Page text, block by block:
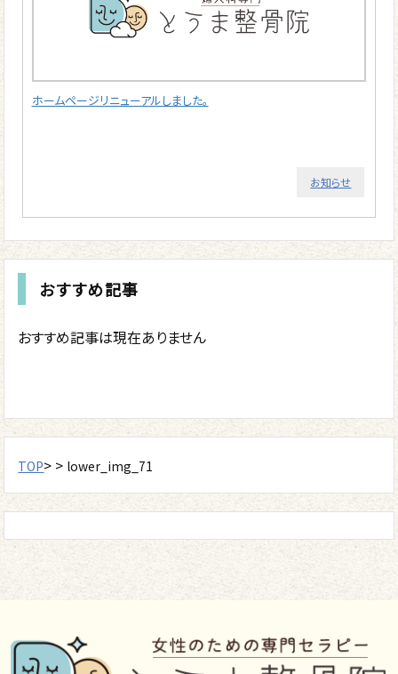
ホームページリニューアルしました。
お知らせ
おすすめ記事
おすすめ記事は現在ありません
TOP> > lower_img_71